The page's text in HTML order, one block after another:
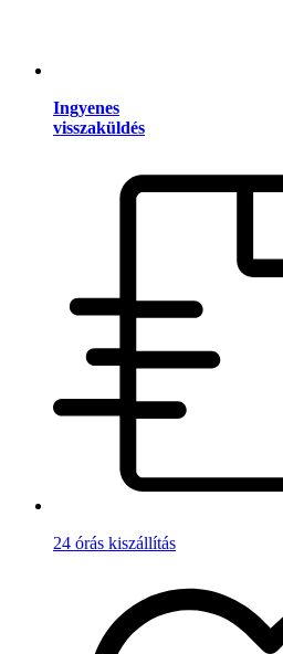
Ingyenes
visszaküldés
24 órás kiszállítás